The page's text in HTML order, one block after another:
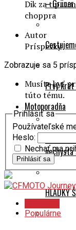
– Grüner
Prvý krát
Motoporadňa
Na
HLADKÝ
Dik za
choppra
Autor
Príspevky
Zobrazuje sa 5
Musíte byť
túto tému.
Prihlásiť sa
Používateľské
Heslo:
Nechať ma
Prihlásiť sa
Populárne